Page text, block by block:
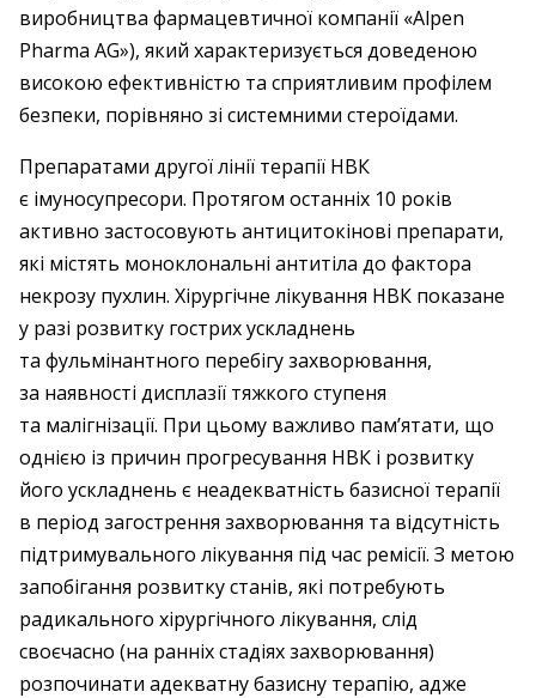
виробництва фармацевтичної компанії «Alpen
Pharma AG»), який характеризується доведеною
високою ефективністю та сприятливим профілем
безпеки, порівняно зі системними стероїдами.
Препаратами другої лінії терапії НВК
є імуносупресори. Протягом останніх 10 років
активно застосовують антицитокінові препарати,
які містять моноклональні антитіла до фактора
некрозу пухлин. Хірургічне лікування НВК показане
у разі розвитку гострих ускладнень
та фульмінантного перебігу захворювання,
за наявності дисплазії тяжкого ступеня
та малігнізації. При цьому важливо пам’ятати, що
однією із причин прогресування НВК і розвитку
його ускладнень є неадекватність базисної терапії
в період загострення захворювання та відсутність
підтримувального лікування під час ремісії. З метою
запобігання розвитку станів, які потребують
радикального хірургічного лікування, слід
своєчасно (на ранніх стадіях захворювання)
розпочинати адекватну базисну терапію, адже